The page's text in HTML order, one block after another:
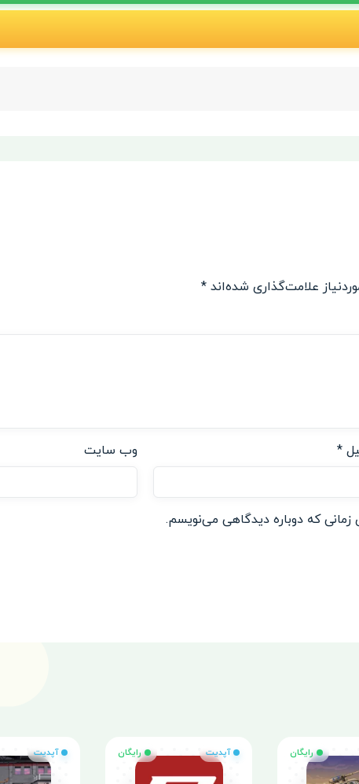
علامت‌گذاری شده‌اند *
* وب‌ سایت
زمانی که دوباره دیدگاهی می‌نویسم.
رایگان آپدیت رایگان آپدیت